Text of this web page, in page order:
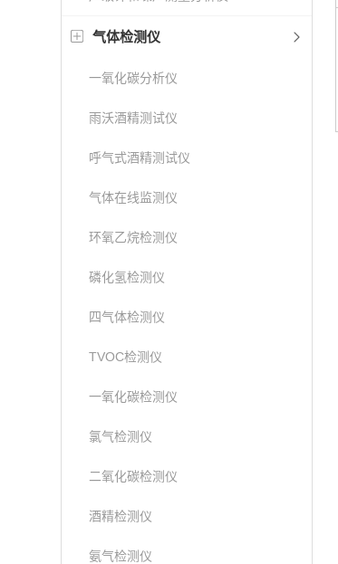
气体检测仪
一氧化碳分析仪
雨沃酒精测试仪
呼气式酒精测试仪
气体在线监测仪
环氧乙烷检测仪
磷化氢检测仪
四气体检测仪
TVOC检测仪
一氧化碳检测仪
氯气检测仪
二氧化碳检测仪
酒精检测仪
氨气检测仪